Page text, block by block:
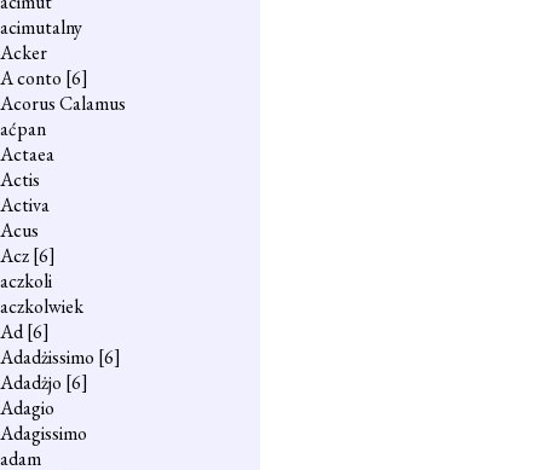
acimutalny
Acker
A conto [6]
Acorus Calamus
aćpan
Actaea
Actis
Activa
Acus
Acz[6]
aczkoli
aczkolwiek
Ad[6]
Adadżissimo [6]
Adadżjo [6]
Adagio
Adagissimo
adam